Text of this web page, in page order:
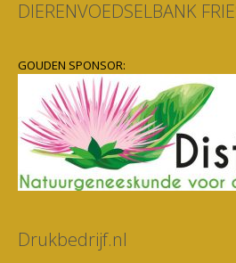
DIERENVOEDSELBANK
GOUDEN SPONSOR:
Drukbedrijf.nl